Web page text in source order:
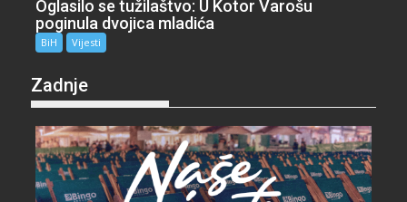
Oglasilo se tužilaštvo: U Kotor Varošu
poginula dvojica mladića
BiH Vijesti
Zadnje